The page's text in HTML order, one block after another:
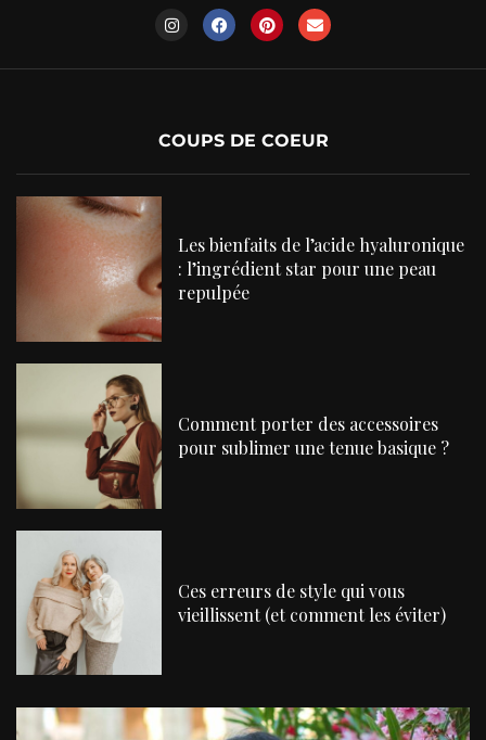
COUPS DE COEUR
Les bienfaits de l’acide hyaluronique
: l’ingrédient star pour une peau
repulpée
Comment porter des accessoires
pour sublimer une tenue basique ?
Ces erreurs de style qui vous
vieillissent (et comment les éviter)